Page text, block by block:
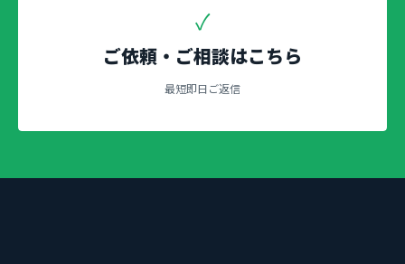
✓
ご依頼・ご相談はこちら
最短即日ご返信